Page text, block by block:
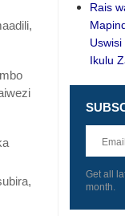
Rais
Ikulu
Leave
this
field
blank
Get all
month.